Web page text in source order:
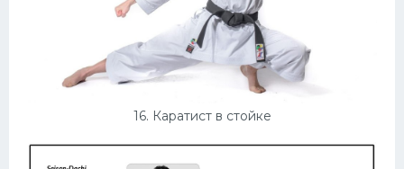
16. Каратист в стойке